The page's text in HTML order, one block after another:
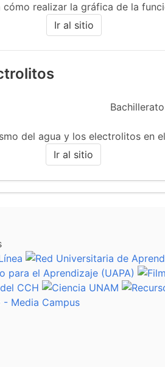
realizar la gráfica de la
Ir al sitio
Bachillerato
del agua y los electrolitos en
Ir al sitio